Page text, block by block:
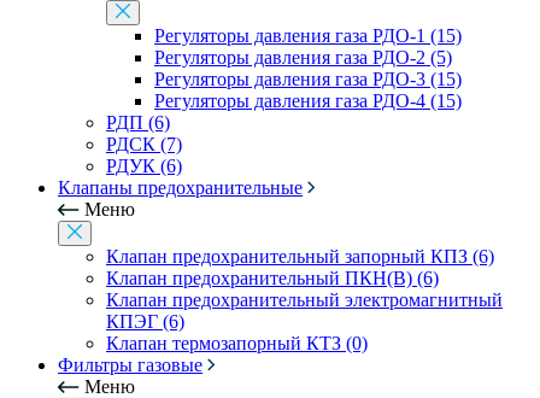
Регуляторы давления газа РДО-1 (15)
Регуляторы давления газа РДО-2 (5)
Регуляторы давления газа РДО-3 (15)
Регуляторы давления газа РДО-4 (15)
РДП (6)
РДСК (7)
РДУК (6)
Клапаны предохранительные
Меню
Клапан предохранительный запорный КПЗ (6)
Клапан предохранительный ПКН(В) (6)
Клапан предохранительный электромагнитный
КПЭГ (6)
Клапан термозапорный КТЗ (0)
Фильтры газовые
Меню